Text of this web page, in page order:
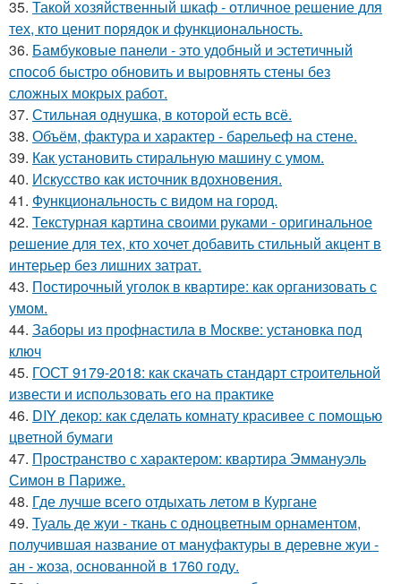
35. Такой хозяйственный шкаф - отличное решение для
тех, кто ценит порядок и функциональность.
36. Бамбуковые панели - это удобный и эстетичный
способ быстро обновить и выровнять стены без
сложных мокрых работ.
37. Стильная однушка, в которой есть всё.
38. Объём, фактура и характер - барельеф на стене.
39. Как установить стиральную машину с умом.
40. Искусство как источник вдохновения.
41. Функциональность с видом на город.
42. Текстурная картина своими руками - оригинальное
решение для тех, кто хочет добавить стильный акцент в
интерьер без лишних затрат.
43. Постирочный уголок в квартире: как организовать с
умом.
44. Заборы из профнастила в Москве: установка под
ключ
45. ГОСТ 9179-2018: как скачать стандарт строительной
извести и использовать его на практике
46. DIY декор: как сделать комнату красивее с помощью
цветной бумаги
47. Пространство с характером: квартира Эммануэль
Симон в Париже.
48. Где лучше всего отдыхать летом в Кургане
49. Туаль де жуи - ткань с одноцветным орнаментом,
получившая название от мануфактуры в деревне жуи -
ан - жоза, основанной в 1760 году.